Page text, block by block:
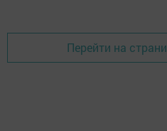
Перейти на